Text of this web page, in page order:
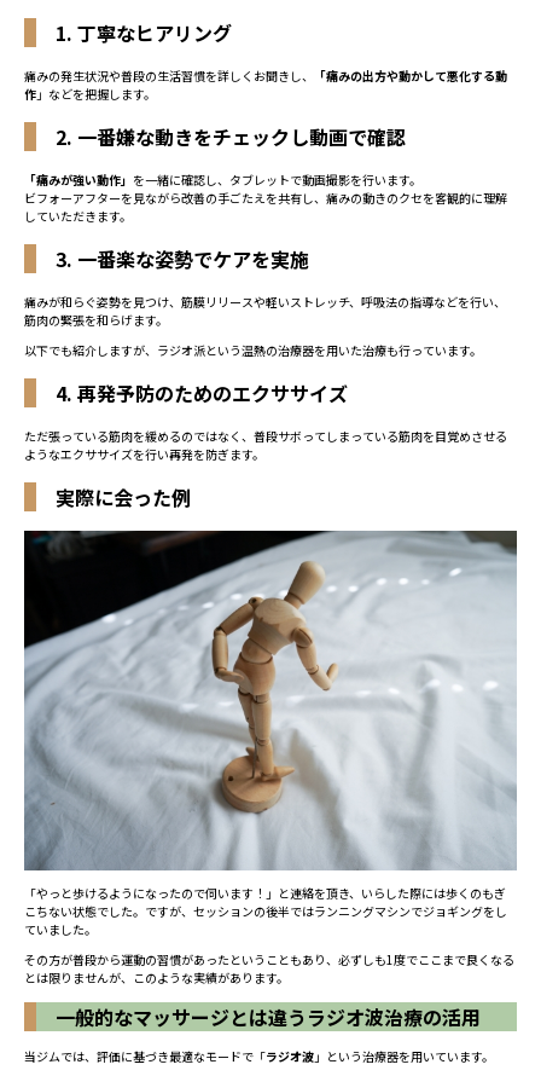
1. 丁寧なヒアリング
痛みの発生状況や普段の生活習慣を詳しくお聞きし、
「痛みの出方や動かして悪化する動
作 」などを把握します。
2. 一番嫌な動きをチェックし動画で確認
「痛みが強い動作」 を一緒に確認し、タブレットで動画撮影を行います。
ビフォーアフターを見ながら改善の手ごたえを共有し、痛みの動きのクセを客観的に理解
していただきます。
3. 一番楽な姿勢でケアを実施
痛みが和らぐ姿勢を見つけ、筋膜リリースや軽いストレッチ、呼吸法の指導などを行い、
筋肉の緊張を和らげます。
以下でも紹介しますが、ラジオ派という温熱の治療器を用いた治療も行っています。
4. 再発予防のためのエクササイズ
ただ張っている筋肉を緩めるのではなく、普段サボってしまっている筋肉を目覚めさせる
ようなエクササイズを行い再発を防ぎます。
実際に会った例
「やっと歩けるようになったので伺います！」と連絡を頂き、いらした際には歩くのもぎ
こちない状態でした。ですが、セッションの後半ではランニングマシンでジョギングをし
ていました。
その方が普段から運動の習慣があったということもあり、必ずしも1度でここまで良くなる
とは限りませんが、このような実績があります。
一般的なマッサージとは違うラジオ波治療の活用
当ジムでは、評価に基づき最適なモードで「ラジオ波 」という治療器を用いています。